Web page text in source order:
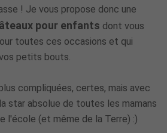
! Je vous propose donc une
pour enfants dont vous
toutes ces occasions et qui
petits bouts.
compliquées, certes, mais avec
star absolue de toutes les mamans
l'école (et même de la Terre) :)